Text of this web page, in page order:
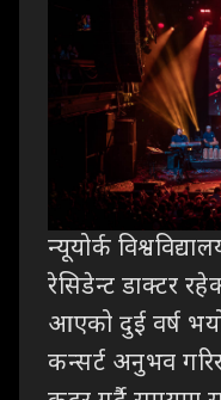
न्यूयोर्क
रेसिडेन्ट डाक्टर
आएको दुई वर्ष
कन्सर्ट अनुभव